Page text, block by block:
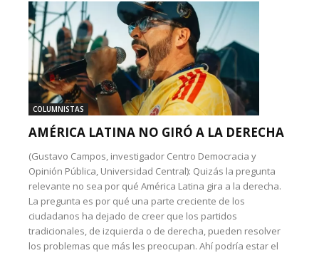
COLUMNISTAS
AMÉRICA LATINA NO GIRÓ A LA DERECHA
(Gustavo Campos, investigador Centro Democracia y
Opinión Pública, Universidad Central): Quizás la pregunta
relevante no sea por qué América Latina gira a la derecha.
La pregunta es por qué una parte creciente de los
ciudadanos ha dejado de creer que los partidos
tradicionales, de izquierda o de derecha, pueden resolver
los problemas que más les preocupan. Ahí podría estar el